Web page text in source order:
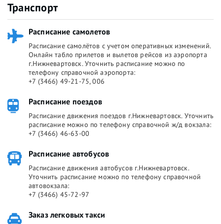
Транспорт
Расписание самолетов
Расписание самолётов с учетом оперативных изменений.
Онлайн табло прилетов и вылетов рейсов из аэропорта
г.Нижневартовск. Уточнить расписание можно по
телефону справочной аэропорта:
+7 (3466) 49-21-75, 006
Расписание поездов
Расписание движения поездов г.Нижневартовск. Уточнить
расписание можно по телефону справочной ж/д вокзала:
+7 (3466) 46-63-00
Расписание автобусов
Расписание движения автобусов г.Нижневартовск.
Уточнить расписание можно по телефону справочной
автовокзала:
+7 (3466) 45-72-97
Заказ легковых такси